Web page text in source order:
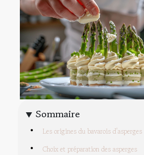
Sommaire
Les origines du bavarois d'asperges
Choix et préparation des asperges